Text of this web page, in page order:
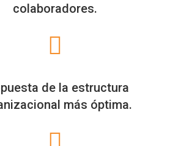
colaboradores.
de la estructura
más óptima.